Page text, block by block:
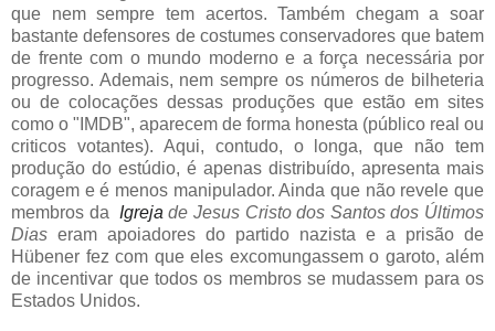
que nem sempre tem acertos. Também chegam a soar
bastante defensores de costumes conservadores que batem
de frente com o mundo moderno e a força necessária por
progresso. Ademais, nem sempre os números de bilheteria
ou de colocações dessas produções que estão em sites
como o "IMDB", aparecem de forma honesta (público real ou
criticos votantes). Aqui, contudo, o longa, que não tem
produção do estúdio, é apenas distribuído, apresenta mais
coragem e é menos manipulador. Ainda que não revele que
membros da
Igrejade Jesus Cristo dos Santos dos Últimos
Dias eram apoiadores do partido nazista e a prisão de
Hübener fez com que eles excomungassem o garoto, além
de incentivar que todos os membros se mudassem para os
Estados Unidos.